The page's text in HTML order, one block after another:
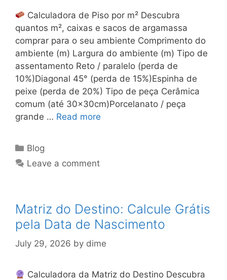
Calculadora de Piso por m² Descubra
quantos m², caixas e sacos de argamassa
comprar para o seu ambiente Comprimento do
ambiente (m) Largura do ambiente (m) Tipo de
assentamento Reto / paralelo (perda de
10%)Diagonal 45° (perda de 15%)Espinha de
peixe (perda de 20%) Tipo de peça Cerâmica
comum (até 30×30cm)Porcelanato / peça
grande … Read more
Categories
Blog
Leave a comment
Matriz do Destino: Calcule Grátis
pela Data de Nascimento
July 29, 2026 by dime
Calculadora da Matriz do Destino Descubra